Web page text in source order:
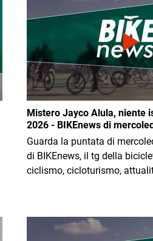
Mistero Jayco Alula, niente
2026 - BIKEnews di
Guarda la puntata di
di BIKEnews, il tg della
ciclismo, cicloturismo,
Immagine